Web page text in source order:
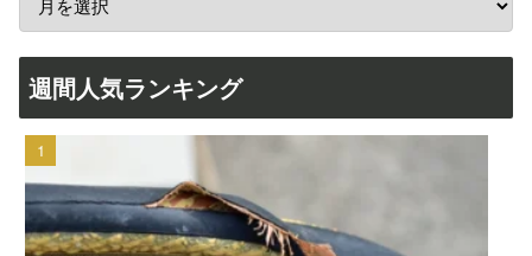
週間人気ランキング